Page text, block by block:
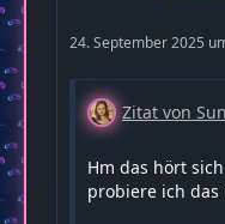
24. September 2025
Zitat von
Hm das hört
probiere ich das